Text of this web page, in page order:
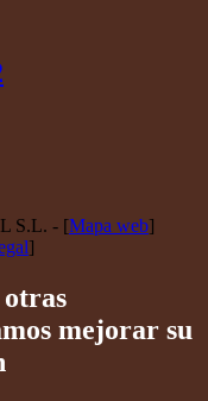
S.L. - [Mapa web]
]
mejorar su